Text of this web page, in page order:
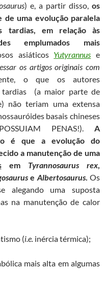
) e, a partir disso, os
de uma evolução paralela
tardias, em relação às
emplumados mais
asiáticos Yutyrannus e
os artigos originais com
o que os autores
tardias (a maior parte de
não teriam uma extensa
basais chineses
PENAS!). A
é que a evolução do
a manutenção de uma
em Tyrannosaurus rex,
e Albertosaurus. Os
alegando uma suposta
na manutenção de calor
(i.e. inércia térmica);
mais alta em algumas